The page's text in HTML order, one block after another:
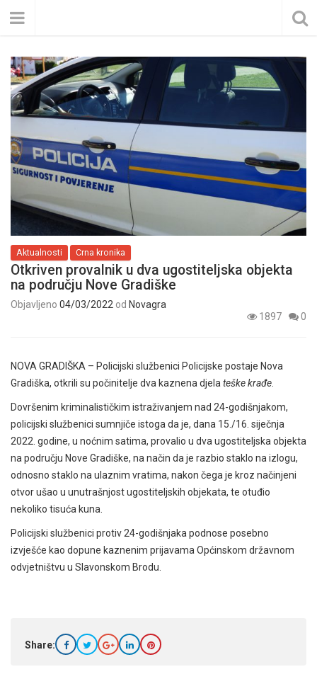
Aktualnosti Crna kronika
Otkriven provalnik u dva ugostiteljska objekta
na području Nove Gradiške
Objavljeno 04/03/2022 od Novagra
1897
0
NOVA GRADIŠKA – Policijski službenici Policijske postaje Nova
Gradiška, otkrili su počinitelje dva kaznena djela teške krađe
Dovršenim kriminalističkim istraživanjem nad 24-godišnjakom,
policijski službenici sumnjiče istoga da je, dana 15./16. siječnja
2022. godine, u noćnim satima, provalio u dva ugostiteljska objekta
na području Nove Gradiške, na način da je razbio staklo na izlogu,
odnosno staklo na ulaznim vratima, nakon čega je kroz načinjeni
otvor ušao u unutrašnjost ugostiteljskih objekata, te otuđio
nekoliko tisuća kuna.
Policijski službenici protiv 24-godišnjaka podnose posebno
izvješće kao dopune kaznenim prijavama Općinskom državnom
odvjetništvu u Slavonskom Brodu.
Share: